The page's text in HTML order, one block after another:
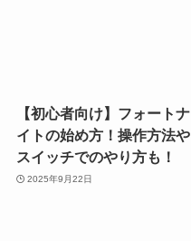
【初心者向け】フォートナ
イトの始め方！操作方法や
スイッチでのやり方も！
2025年9月22日